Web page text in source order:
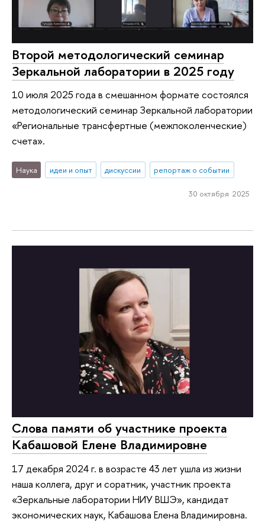
Второй методологический семинар
Зеркальной лаборатории в 2025 году
10 июля 2025 года в смешанном формате состоялся
методологический семинар Зеркальной лаборатории
«Региональные трансфертные (межпоколенческие)
счета».
Наука идеи и опыт дискуссии репортаж о событии
30 октября 2025
Слова памяти об участнике проекта
Кабашовой Елене Владимировне
17 декабря 2024 г. в возрасте 43 лет ушла из жизни
наша коллега, друг и соратник, участник проекта
«Зеркальные лаборатории НИУ ВШЭ», кандидат
экономических наук, Кабашова Елена Владимировна.